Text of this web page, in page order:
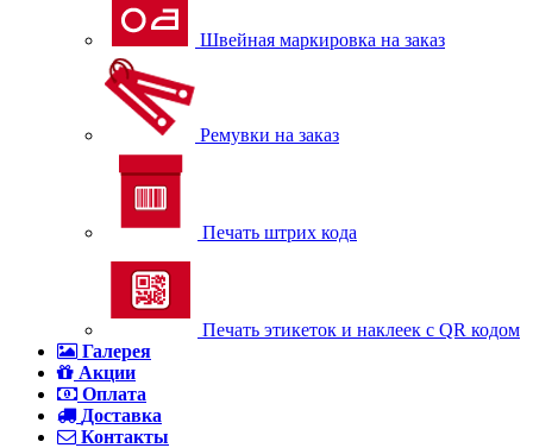
Швейная маркировка на заказ
Ремувки на заказ
Печать штрих кода
Печать этикеток и наклеек с QR кодом
Галерея
Акции
Оплата
Доставка
Контакты